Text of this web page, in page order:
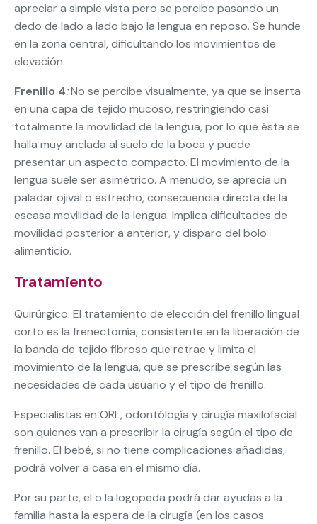
apreciar a simple vista pero se percibe pasando un
dedo de lado a lado bajo la lengua en reposo. Se hunde
en la zona central, dificultando los movimientos de
elevación.
Frenillo 4:No se percibe visualmente, ya que se inserta
en una capa de tejido mucoso, restringiendo casi
totalmente la movilidad de la lengua, por lo que ésta se
halla muy anclada al suelo de la boca y puede
presentar un aspecto compacto. El movimiento de la
lengua suele ser asimétrico. A menudo, se aprecia un
paladar ojival o estrecho, consecuencia directa de la
escasa movilidad de la lengua. Implica dificultades de
movilidad posterior a anterior, y disparo del bolo
alimenticio.
Tratamiento
Quirúrgico. El tratamiento de elección del frenillo lingual
corto es la frenectomía, consistente en la liberación de
la banda de tejido fibroso que retrae y limita el
movimiento de la lengua, que se prescribe según las
necesidades de cada usuario y el tipo de frenillo.
Especialistas en ORL, odontólogía y cirugía maxilofacial
son quienes van a prescribir la cirugía según el tipo de
frenillo. El bebé, si no tiene complicaciones añadidas,
podrá volver a casa en el mismo día.
Por su parte, el o la logopeda podrá dar ayudas a la
familia hasta la espera de la cirugía (en los casos